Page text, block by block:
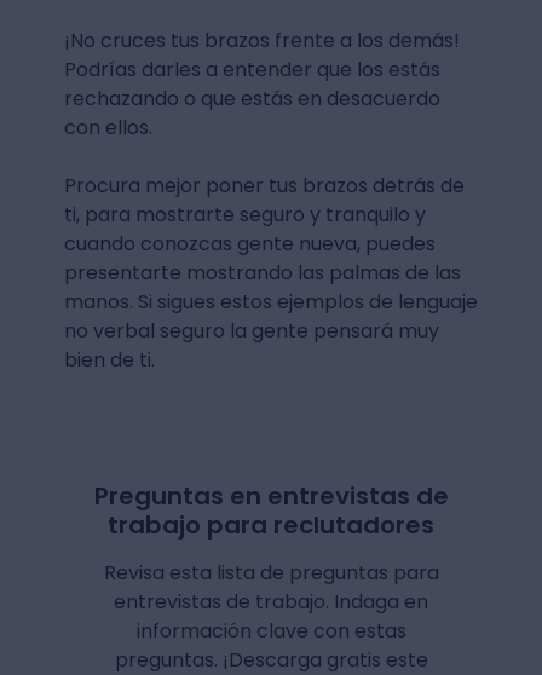
¡No cruces tus brazos frente a los demás!
Podrías darles a entender que los estás
rechazando o que estás en desacuerdo
con ellos.
Procura mejor poner tus brazos detrás de
ti, para mostrarte seguro y tranquilo y
cuando conozcas gente nueva, puedes
presentarte mostrando las palmas de las
manos. Si sigues estos ejemplos de lenguaje
no verbal seguro la gente pensará muy
bien de ti.
Preguntas en entrevistas de
trabajo para reclutadores
Revisa esta lista de preguntas para
entrevistas de trabajo. Indaga en
información clave con estas
preguntas. ¡Descarga gratis este